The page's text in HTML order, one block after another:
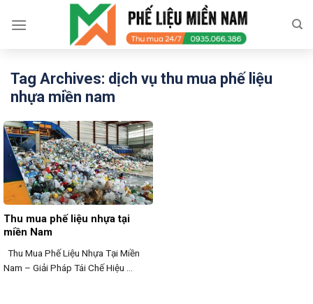
Tag Archives: dịch vụ thu mua phế liệu
nhựa miền nam
Thu mua phế liệu nhựa tại
miền Nam
Thu Mua Phế Liệu Nhựa Tại Miền
Nam – Giải Pháp Tái Chế Hiệu ...